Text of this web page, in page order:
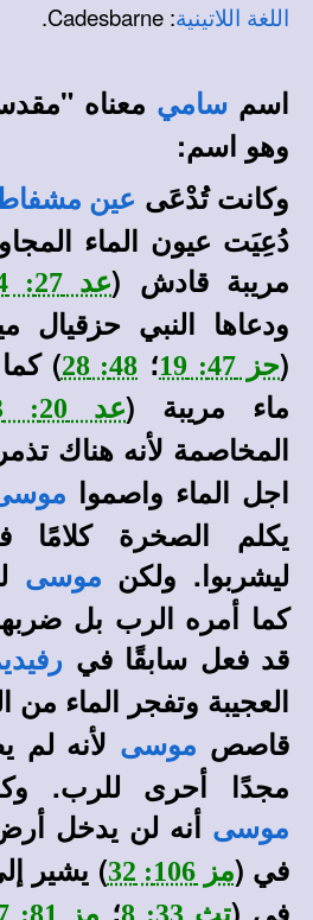
اللغة اللاتينية: Cadesbarne.
اسم سامي
وهو اسم:
وكانت تُدْعَى عين
دُعِيَت عيون الماء
مريبة قادش (عد 27: 14
ودعاها النبي حزقيال
(حز 47: 19 ؛ 48: 28
)
ماء مريبة (عد 20: 13-14
المخاصمة لأنه هناك تذمر
اجل الماء واصموا
يكلم الصخرة كلامًا
ليشربوا. ولكن موسى
كما أمره الرب بل
قد فعل سابقًا في
العجيبة وتفجر الماء
قاصص موسى لأنه لم
مجدًا أحرى للرب.
موسى أنه لن يدخل
في (مز 106: 32
) يشير
في (
؛